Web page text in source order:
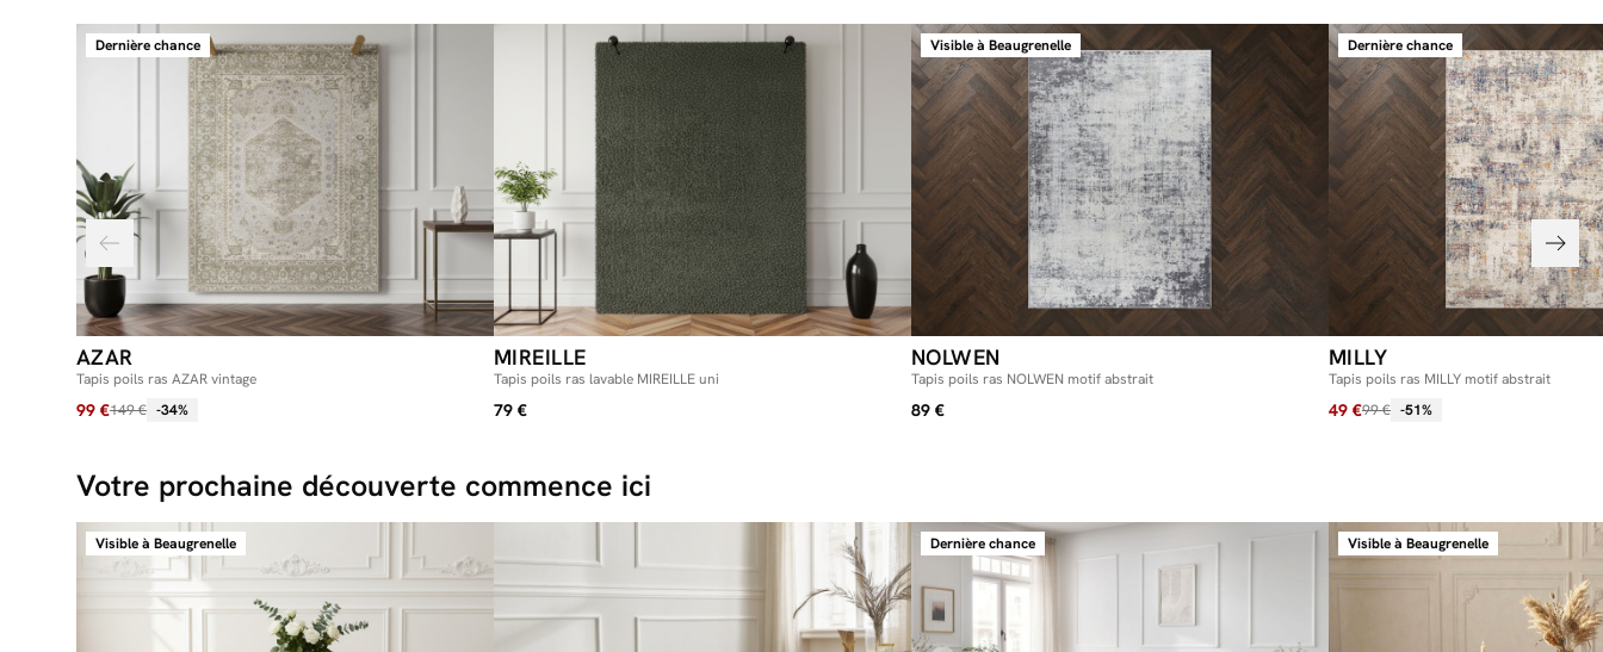
Dernière chance
AZAR
Tapis poils ras AZAR vintage
99 €149 € -34%
MIREILLE
Tapis poils ras lavable MIREILLE uni
79 €
Visible à Beaugrenelle
NOLWEN
Tapis poils ras NOLWEN motif abstrait
89 €
Dernière chance
MILLY
Tapis poils ras MILLY motif abstrait
49 €99 € -51%
Votre prochaine découverte commence ici
Visible à Beaugrenelle Dernière chance Visible à Beaugrenelle